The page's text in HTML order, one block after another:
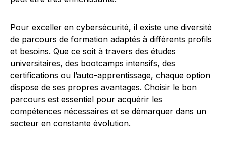
Pour exceller en cybersécurité, il existe une diversité
de parcours de formation adaptés à différents profils
et besoins. Que ce soit à travers des études
universitaires, des bootcamps intensifs, des
certifications ou l’auto-apprentissage, chaque option
dispose de ses propres avantages. Choisir le bon
parcours est essentiel pour acquérir les
compétences nécessaires et se démarquer dans un
secteur en constante évolution.